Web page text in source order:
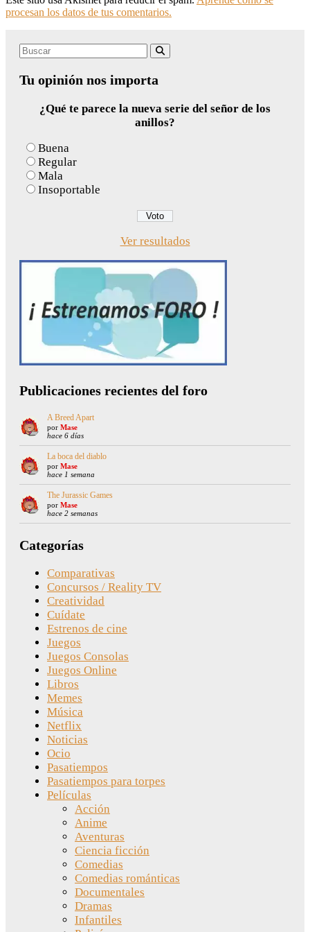
procesan los datos de tus comentarios.
Search
Tu opinión nos importa
¿Qué te parece la nueva serie del señor de los
anillos?
Buena
Regular
Mala
Insoportable
Ver resultados
Publicaciones recientes del foro
A Breed Apart
por Mase
hace 6 días
La boca del diablo
por Mase
hace 1 semana
The Jurassic Games
por Mase
hace 2 semanas
Categorías
Comparativas
Concursos / Reality TV
Creatividad
Cuídate
Estrenos de cine
Juegos
Juegos Consolas
Juegos Online
Libros
Memes
Música
Netflix
Noticias
Ocio
Pasatiempos
Pasatiempos para torpes
Películas
Acción
Anime
Aventuras
Ciencia ficción
Comedias
Comedias románticas
Documentales
Dramas
Infantiles